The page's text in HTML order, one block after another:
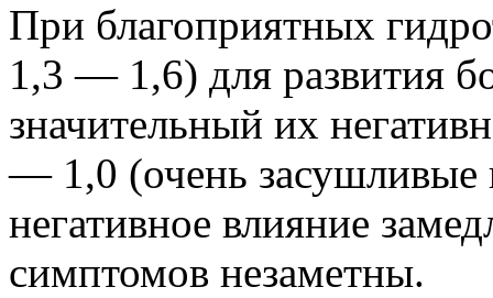
При благоприятных
1,3 — 1,6) для развития
значительный их
— 1,0 (очень засушливые
негативное влияние
симптомов незаметны.